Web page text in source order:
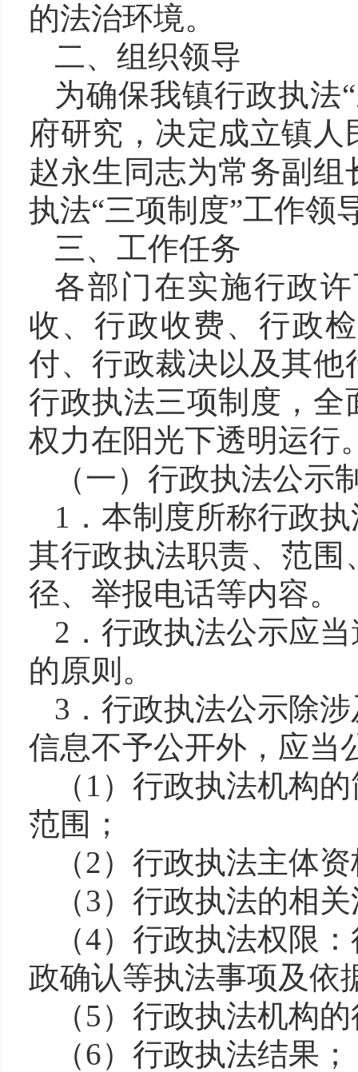
的法治环境。
二、组织领导
为确保我镇行政执法
府研究，决定成立镇
赵永生同志为常务副
执法“三项制度”工作领
三、工作任务
各部门在实施行政
收、行政收费、行政
付、行政裁决以及其
行政执法三项制度，
权力在阳光下透明运行
（一）行政执法公示
1．本制度所称行政
其行政执法职责、范
径、举报电话等内容。
2．行政执法公示应
的原则。
3．行政执法公示除
信息不予公开外，应当
（ 1）行政执法机构
范围；
（2）行政执法主体
（3）行政执法的相
（4）行政执法权限
政确认等执法事项及依
（5）行政执法机构
（6）行政执法结果；